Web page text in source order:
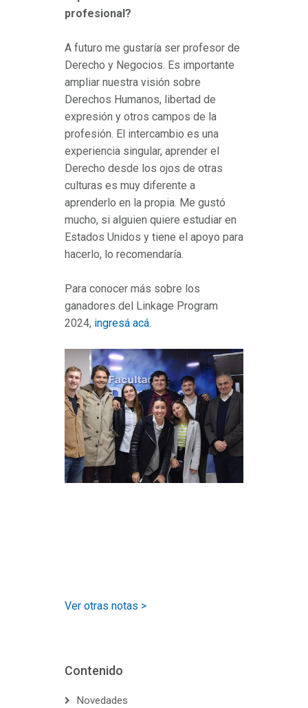
profesional?
A futuro me gustaría ser profesor de
Derecho y Negocios. Es importante
ampliar nuestra visión sobre
Derechos Humanos, libertad de
expresión y otros campos de la
profesión. El intercambio es una
experiencia singular, aprender el
Derecho desde los ojos de otras
culturas es muy diferente a
aprenderlo en la propia. Me gustó
mucho, si alguien quiere estudiar en
Estados Unidos y tiene el apoyo para
hacerlo, lo recomendaría.
Para conocer más sobre los
ganadores del Linkage Program
2024, ingresá acá.
Ver otras notas >
Contenido
Novedades